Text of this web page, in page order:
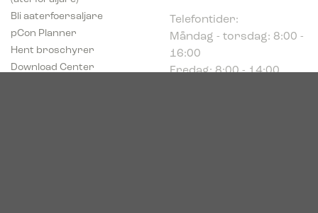
Bli aaterfoersaljare
pCon Planner
Hent broschyrer
Download Center